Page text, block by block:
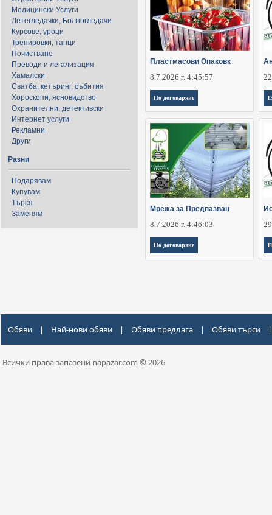
Медицински Услуги
Детегледачки, Болногледачи
Курсове, уроци
Тренировки, танци
Почистване
Преводи и легализация
Хамалски
Сватба, кетъринг, събития
Хороскопи, ясновидство
Охранителни, детективски
Интернет услуги
Рекламни
Други
Разни
Подарявам
Купувам
Търся
Заменям
Пластмасови Опаковк
8.7.2026 г. 4:45:57
По договаряне
Мрежа за Предпазван
8.7.2026 г. 4:46:03
По договаряне
Обяви | Най-нови обяви | Обяви предлага | Обяви търси |
Всички права запазени napazar.com © 2026